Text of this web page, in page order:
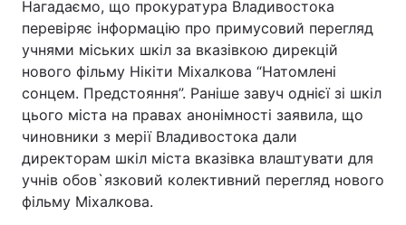
Нагадаємо, що прокуратура Владивостока
перевіряє інформацію про примусовий перегляд
учнями міських шкіл за вказівкою дирекцій
нового фільму Нікіти Міхалкова “Натомлені
сонцем. Предстояння”. Раніше завуч однієї зі шкіл
цього міста на правах анонімності заявила, що
чиновники з мерії Владивостока дали
директорам шкіл міста вказівка влаштувати для
учнів обов`язковий колективний перегляд нового
фільму Міхалкова.